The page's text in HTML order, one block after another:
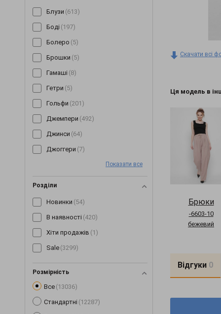
Блузи (613)
Боді (197)
Болеро (5)
Брошки (5)
Гамаші (8)
Гетри (5)
Гольфи (201)
Джемпери (492)
Джинси (64)
Джоггери (7)
Комплекти
Коміри(6)
Корсети(63)
Показати все
Розділи
Новинки (54)
В наявності (420)
Хіти продажів (1)
Sale (3299)
Розмірність
Все (13036)
Стандартні (12287)
Скачати всі
Ця модель в
Брюки
-6603-10
бежевий
Відгуки 0